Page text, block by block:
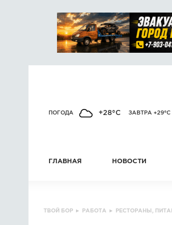
ПОГОДА +28°C ЗАВТРА +29°C
ГЛАВНАЯ НОВОСТИ
ТВОЙ БОР ▸ РАБОТА ▸ РЕСТОРАНЫ,